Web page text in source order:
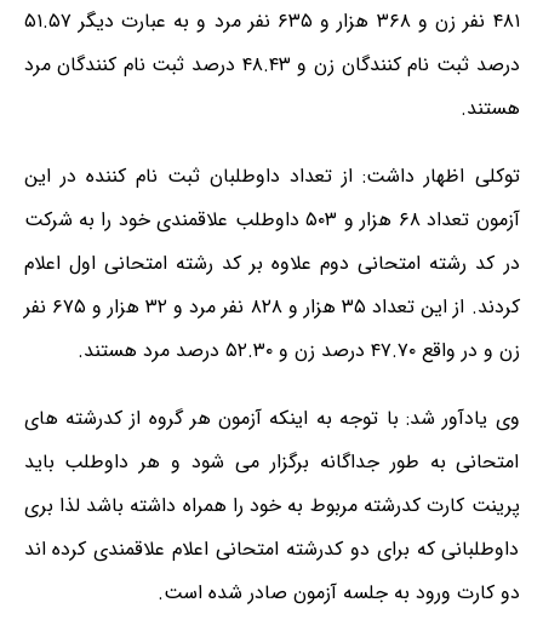
۴۸۱ نفر زن و ۳۶۸ هزار و ۶۳۵ نفر مرد و به عبارت دیگر ۵۱.۵۷
درصد ثبت نام کنندگان زن و ۴۸.۴۳ درصد ثبت نام کنندگان مرد
هستند.
توکلی اظهار داشت: از تعداد داوطلبان ثبت نام کننده در این
آزمون تعداد ۶۸ هزار و ۵۰۳ داوطلب علاقمندی خود را به شرکت
در کد رشته امتحانی دوم علاوه بر کد رشته امتحانی اول اعلام
کردند. از این تعداد ۳۵ هزار و ۸۲۸ نفر مرد و ۳۲ هزار و ۶۷۵ نفر
زن و در واقع ۴۷.۷۰ درصد زن و ۵۲.۳۰ درصد مرد هستند.
وی یادآور شد: با توجه به اینکه آزمون هر گروه از کدرشته های
امتحانی به طور جداگانه برگزار می شود و هر داوطلب باید
پرینت کارت کدرشته مربوط به خود را همراه داشته باشد لذا بری
داوطلبانی که برای دو کدرشته امتحانی اعلام علاقمندی کرده اند
دو کارت ورود به جلسه آزمون صادر شده است.